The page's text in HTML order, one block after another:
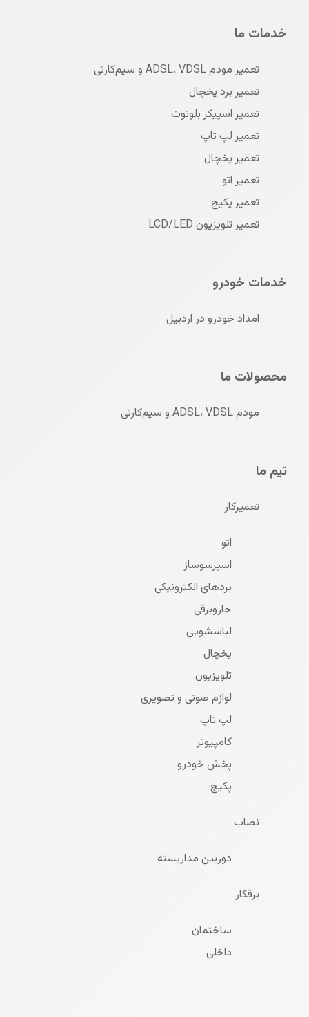
خدمات ما
تعمیر مودم ADSL، VDSL و سیم‌کارتی
تعمیر برد یخچال
تعمیر اسپیکر بلوتوث
تعمیر لپ تاپ
تعمیر یخچال
تعمیر اتو
تعمیر پکیج
تعمیر تلویزیون LCD/LED
خدمات خودرو
امداد خودرو در اردبیل
محصولات ما
مودم ADSL، VDSL و سیم‌کارتی
تیم ما
تعمیرکار
اتو
اسپرسوساز
بردهای الکترونیکی
جاروبرقی
لباسشویی
یخچال
تلویزیون
لوازم صوتی و تصویری
لپ تاپ
کامپیوتر
پخش خودرو
پکیج
نصاب
دوربین مداربسته
برقکار
ساختمان
داخلی